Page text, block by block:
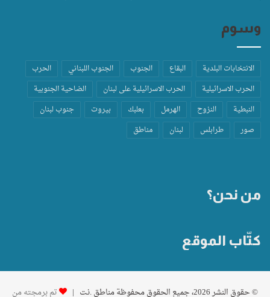
وسوم
الانتخابات البلدية البقاع الجنوب الجنوب اللبناني
الحرب
الحرب الاسرائيلية
الحرب الاسرائيلية على لبنان
الضاحية الجنوبية
النبطية
النزوح الهرمل بعلبك بيروت
جنوب لبنان
صور
طرابلس لبنان مناطق
من نحن؟
كتّاب الموقع
© حقوق النشر 2026، جميع الحقوق محفوظة مناطق .نت | تم برمجته من